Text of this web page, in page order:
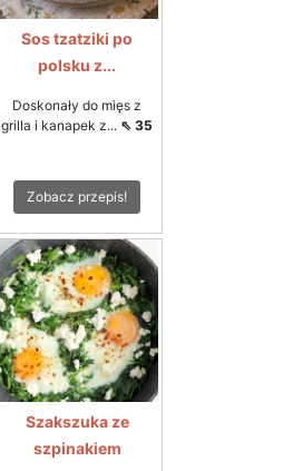
Sos tzatziki po
polsku z...
Doskonały do mięs z
grilla i kanapek z... ⇖ 35
Zobacz przepis!
Szakszuka ze
szpinakiem